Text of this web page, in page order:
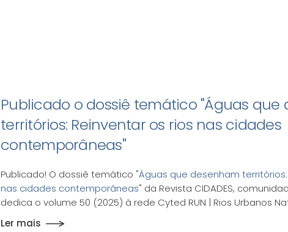
Publicado o dossiê temático "Águas que
territórios: Reinventar os rios nas cidades
contemporâneas"
Publicado! O dossiê temático "Águas que desenham
nas cidades contemporâneas" da Revista CIDADES,
dedica o volume 50 (2025) à rede Cyted RUN | Rios Urbanos
Ler mais